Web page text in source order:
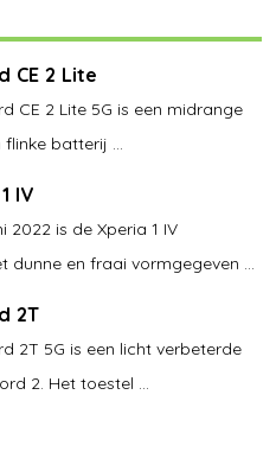
CE 2 Lite
CE 2 Lite 5G is een midrange
batterij ...
IV
2022 is de Xperia 1 IV
dunne en fraai vormgegeven ...
2T
2T 5G is een licht verbeterde
2. Het toestel ...